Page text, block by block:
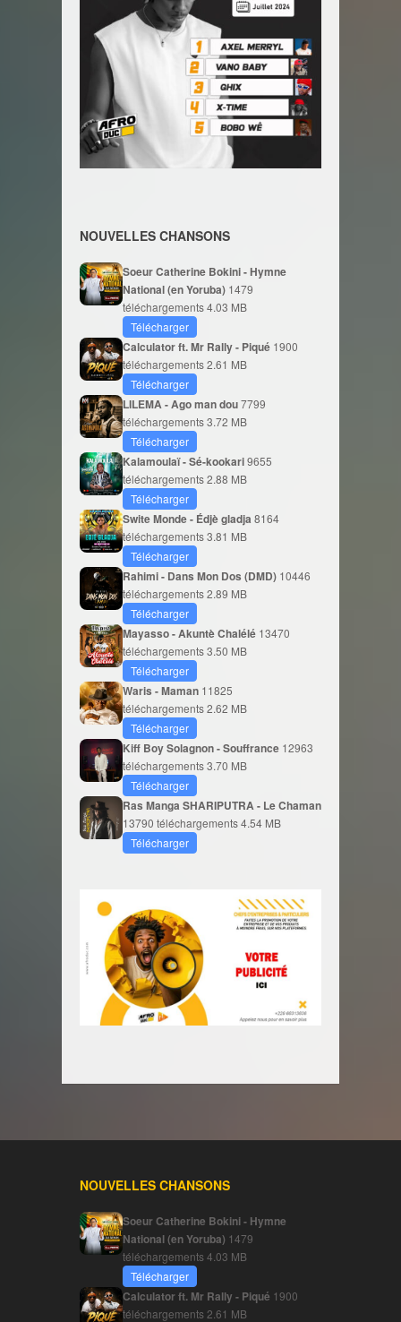
NOUVELLES CHANSONS
Soeur Catherine Bokini - Hymne
National (en Yoruba) 1479
téléchargements4.03 MB
Télécharger
Calculator ft. Mr Rally - Piqué 1900
téléchargements2.61 MB
Télécharger
LILEMA - Ago man dou7799
téléchargements3.72 MB
Télécharger
Kalamoulaï - Sé-kookari9655
téléchargements2.88 MB
Télécharger
Swite Monde - Édjè gladja 8164
téléchargements3.81 MB
Télécharger
Rahimi - Dans Mon Dos (DMD) 10446
téléchargements2.89 MB
Télécharger
Mayasso - Akuntè Chalélé 13470
téléchargements3.50 MB
Télécharger
Waris - Maman 11825
téléchargements2.62 MB
Télécharger
Kiff Boy Solagnon - Souffrance 12963
téléchargements3.70 MB
Télécharger
Ras Manga SHARIPUTRA - Le Chaman
13790 téléchargements4.54 MB
Télécharger
NOUVELLES CHANSONS
Soeur Catherine Bokini - Hymne
National (en Yoruba) 1479
téléchargements4.03 MB
Télécharger
Calculator ft. Mr Rally - Piqué 1900
téléchargements 2.61 MB